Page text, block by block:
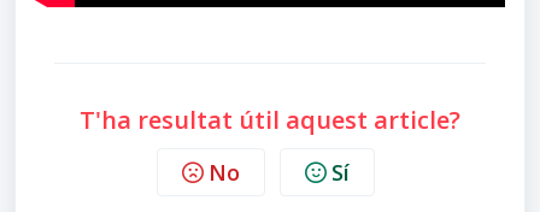
T'ha resultat útil aquest article?
No Sí